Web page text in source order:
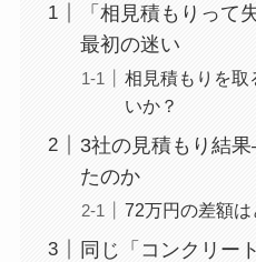
「相見積もりっ
最初の迷い
相見積もりを取
いか？
3社の見積もり結
たのか
72万円の差額は
同じ「コンクリー